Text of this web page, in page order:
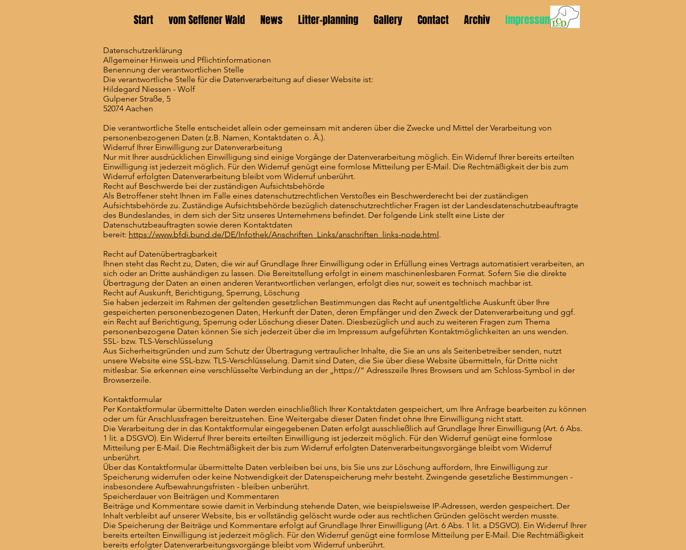
Start vom Seffener Wald News Litter-planning Gallery Contact Archiv Impressum
Datenschutzerklärung
Allgemeiner Hinweis und Pflichtinformationen
Benennung der verantwortlichen Stelle
Die verantwortliche Stelle für die Datenverarbeitung auf dieser Website ist:
Hildegard Niessen - Wolf
Gulpener Straße, 5
52074 Aachen
Die verantwortliche Stelle entscheidet allein oder gemeinsam mit anderen über die Zwecke und Mittel der Verarbeitung von
personenbezogenen Daten (z.B. Namen, Kontaktdaten o. Ä.).
Widerruf Ihrer Einwilligung zur Datenverarbeitung
Nur mit Ihrer ausdrücklichen Einwilligung sind einige Vorgänge der Datenverarbeitung möglich. Ein Widerruf Ihrer bereits erteilten
Einwilligung ist jederzeit möglich. Für den Widerruf genügt eine formlose Mitteilung per E-Mail. Die Rechtmäßigkeit der bis zum
Widerruf erfolgten Datenverarbeitung bleibt vom Widerruf unberührt.
Recht auf Beschwerde bei der zuständigen Aufsichtsbehörde
Als Betroffener steht Ihnen im Falle eines datenschutzrechtlichen Verstoßes ein Beschwerderecht bei der zuständigen
Aufsichtsbehörde zu. Zuständige Aufsichtsbehörde bezüglich datenschutzrechtlicher Fragen ist der Landesdatenschutzbeauftragte
des Bundeslandes, in dem sich der Sitz unseres Unternehmens befindet. Der folgende Link stellt eine Liste der
Datenschutzbeauftragten sowie deren Kontaktdaten
bereit: https://www.bfdi.bund.de/DE/Infothek/Anschriften_Links/anschriften_links-node.html.
Recht auf Datenübertragbarkeit
Ihnen steht das Recht zu, Daten, die wir auf Grundlage Ihrer Einwilligung oder in Erfüllung eines Vertrags automatisiert verarbeiten, an
sich oder an Dritte aushändigen zu lassen. Die Bereitstellung erfolgt in einem maschinenlesbaren Format. Sofern Sie die direkte
Übertragung der Daten an einen anderen Verantwortlichen verlangen, erfolgt dies nur, soweit es technisch machbar ist.
Recht auf Auskunft, Berichtigung, Sperrung, Löschung
Sie haben jederzeit im Rahmen der geltenden gesetzlichen Bestimmungen das Recht auf unentgeltliche Auskunft über Ihre
gespeicherten personenbezogenen Daten, Herkunft der Daten, deren Empfänger und den Zweck der Datenverarbeitung und ggf.
ein Recht auf Berichtigung, Sperrung oder Löschung dieser Daten. Diesbezüglich und auch zu weiteren Fragen zum Thema
personenbezogene Daten können Sie sich jederzeit über die im Impressum aufgeführten Kontaktmöglichkeiten an uns wenden.
SSL- bzw. TLS-Verschlüsselung
Aus Sicherheitsgründen und zum Schutz der Übertragung vertraulicher Inhalte, die Sie an uns als Seitenbetreiber senden, nutzt
unsere Website eine SSL-bzw. TLS-Verschlüsselung. Damit sind Daten, die Sie über diese Website übermitteln, für Dritte nicht
mitlesbar. Sie erkennen eine verschlüsselte Verbindung an der „https://“ Adresszeile Ihres Browsers und am Schloss-Symbol in der
Browserzeile.
Kontaktformular
Per Kontaktformular übermittelte Daten werden einschließlich Ihrer Kontaktdaten gespeichert, um Ihre Anfrage bearbeiten zu können
oder um für Anschlussfragen bereitzustehen. Eine Weitergabe dieser Daten findet ohne Ihre Einwilligung nicht statt.
Die Verarbeitung der in das Kontaktformular eingegebenen Daten erfolgt ausschließlich auf Grundlage Ihrer Einwilligung (Art. 6 Abs.
1 lit. a DSGVO). Ein Widerruf Ihrer bereits erteilten Einwilligung ist jederzeit möglich. Für den Widerruf genügt eine formlose
Mitteilung per E-Mail. Die Rechtmäßigkeit der bis zum Widerruf erfolgten Datenverarbeitungsvorgänge bleibt vom Widerruf
unberührt.
Über das Kontaktformular übermittelte Daten verbleiben bei uns, bis Sie uns zur Löschung auffordern, Ihre Einwilligung zur
Speicherung widerrufen oder keine Notwendigkeit der Datenspeicherung mehr besteht. Zwingende gesetzliche Bestimmungen -
insbesondere Aufbewahrungsfristen - bleiben unberührt.
Speicherdauer von Beiträgen und Kommentaren
Beiträge und Kommentare sowie damit in Verbindung stehende Daten, wie beispielsweise IP-Adressen, werden gespeichert. Der
Inhalt verbleibt auf unserer Website, bis er vollständig gelöscht wurde oder aus rechtlichen Gründen gelöscht werden musste.
Die Speicherung der Beiträge und Kommentare erfolgt auf Grundlage Ihrer Einwilligung (Art. 6 Abs. 1 lit. a DSGVO). Ein Widerruf Ihrer
bereits erteilten Einwilligung ist jederzeit möglich. Für den Widerruf genügt eine formlose Mitteilung per E-Mail. Die Rechtmäßigkeit
bereits erfolgter Datenverarbeitungsvorgänge bleibt vom Widerruf unberührt.